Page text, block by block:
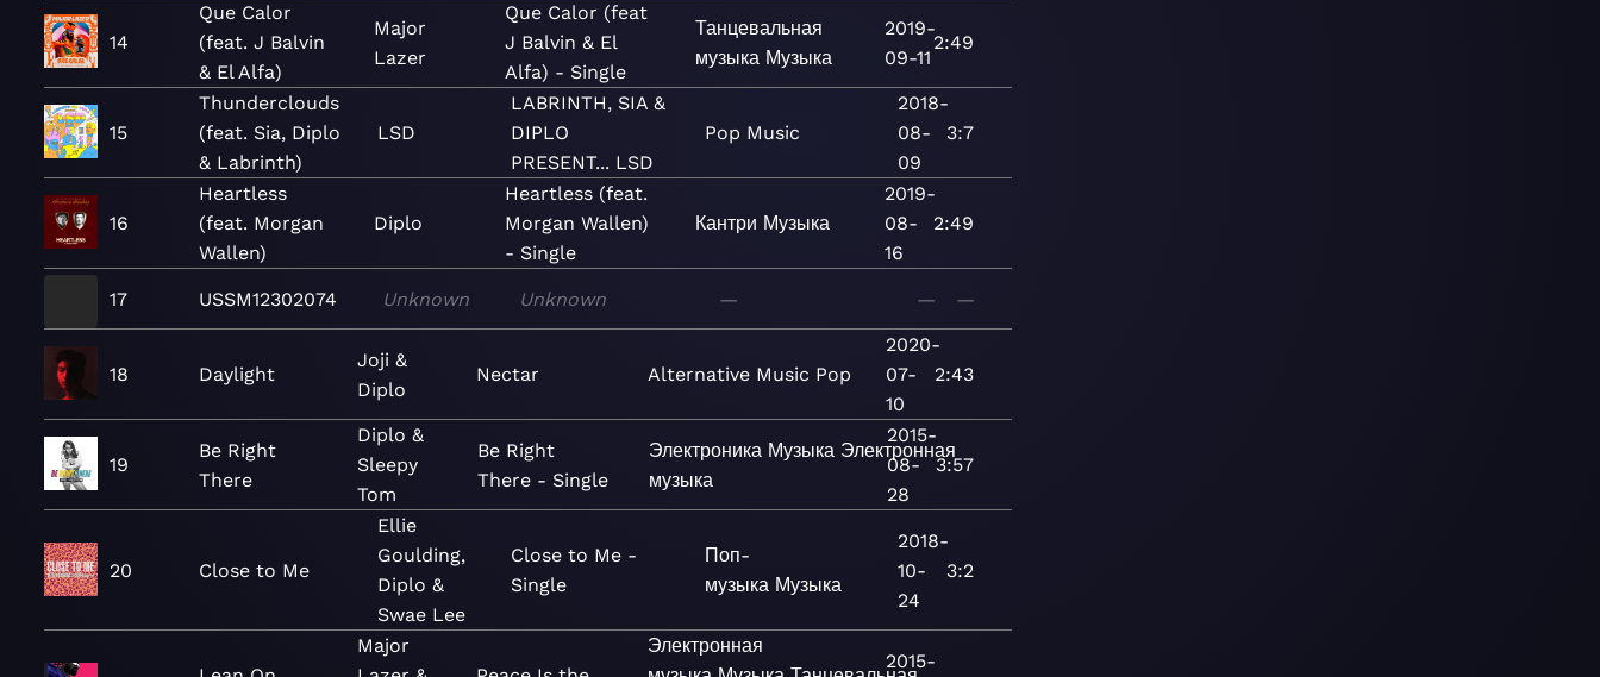
14
Que Calor
(feat. J Balvin
& El Alfa)
Major
Lazer
Que Calor (feat
J Balvin & El
Alfa) - Single
Танцевальная
музыка Музыка
2019-
09-11
2:49
15
Thunderclouds
(feat. Sia, Diplo
& Labrinth)
LSD
LABRINTH, SIA &
DIPLO
PRESENT... LSD
Pop Music
2018-
08-
09
3:7
16
Heartless
(feat. Morgan
Wallen)
Diplo
Heartless (feat.
Morgan Wallen)
- Single
Кантри Музыка
2019-
08-
16
2:49
17 USSM12302074 Unknown Unknown — — —
18 Daylight
Joji &
Diplo
Nectar Alternative Music Pop
2020-
07-
10
2:43
19
Be Right
There
Diplo &
Sleepy
Tom
Be Right
There - Single
Электроника Музыка Электронная
музыка
2015-
08-
28
3:57
20 Close to Me
Ellie
Goulding,
Diplo &
Swae Lee
Close to Me -
Single
Поп-
музыка Музыка
2018-
10-
24
3:2
Major
Электронная
2015-